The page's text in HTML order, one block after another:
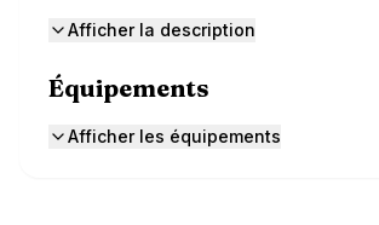
Afficher la description
Équipements
Afficher les équipements